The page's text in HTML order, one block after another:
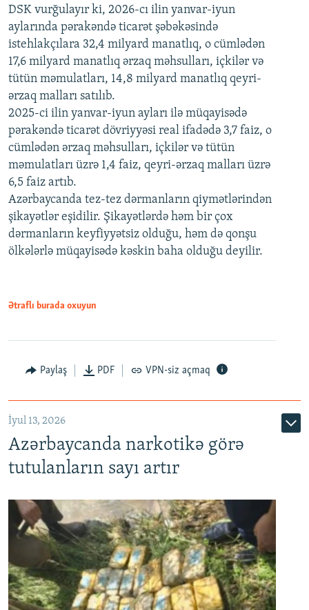
DSK vurğulayır ki, 2026-cı ilin yanvar-iyun
aylarında pərakəndə ticarət şəbəkəsində
istehlakçılara 32,4 milyard manatlıq, o cümlədən
17,6 milyard manatlıq ərzaq məhsulları, içkilər və
tütün məmulatları, 14,8 milyard manatlıq qeyri-
ərzaq malları satılıb.
2025-ci ilin yanvar-iyun ayları ilə müqayisədə
pərakəndə ticarət dövriyyəsi real ifadədə 3,7 faiz, o
cümlədən ərzaq məhsulları, içkilər və tütün
məmulatları üzrə 1,4 faiz, qeyri-ərzaq malları üzrə
6,5 faiz artıb.
Azərbaycanda tez-tez dərmanların qiymətlərindən
şikayətlər eşidilir. Şikayətlərdə həm bir çox
dərmanların keyfiyyətsiz olduğu, həm də qonşu
ölkələrlə müqayisədə kəskin baha olduğu deyilir.
Ətraflı burada oxuyun
Paylaş PDF VPN-siz açmaq
İyul 13, 2026
Azərbaycanda narkotikə görə
tutulanların sayı artır